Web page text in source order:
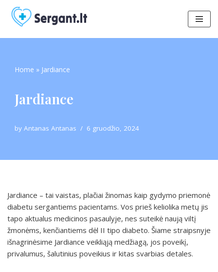
Skip
to
Home » Jardiance
Jardiance
by Antanas Antanas 6 gruodžio, 2024
Jardiance – tai vaistas, plačiai žinomas kaip gydymo priemonė
diabetu sergantiems pacientams. Vos prieš keliolika metų jis
tapo aktualus medicinos pasaulyje, nes suteikė naują viltį
žmonėms, kenčiantiems dėl II tipo diabeto. Šiame straipsnyje
išnagrinėsime Jardiance veikliąją medžiagą, jos poveikį,
privalumus, šalutinius poveikius ir kitas svarbias detales.